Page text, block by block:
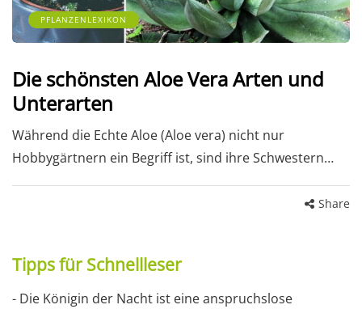
PFLANZENLEXIKON
Die schönsten Aloe Vera Arten und
Unterarten
Während die Echte Aloe (Aloe vera) nicht nur
Hobbygärtnern ein Begriff ist, sind ihre Schwestern…
Share
Tipps für Schnellleser
- Die Königin der Nacht ist eine anspruchslose